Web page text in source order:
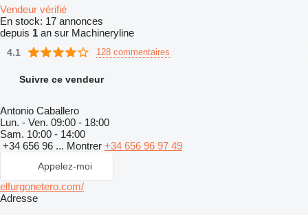
Vendeur vérifié
En stock: 17 annonces
depuis 1 an sur Machineryline
4.1 128 commentaires
Suivre ce vendeur
Antonio Caballero
Lun. - Ven. 09:00 - 18:00
Sam. 10:00 - 14:00
+34 656 96 ... Montrer +34 656 96 97 49
Appelez-moi
elfurgonetero.com/
Adresse